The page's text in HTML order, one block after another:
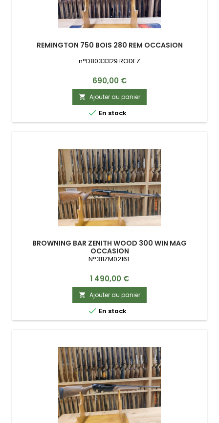
REMINGTON 750 BOIS 280 REM OCCASION
n°D8033329 RODEZ
Prix
690,00 €
 Ajouter au panier
 En stock
BROWNING BAR ZENITH WOOD 300 WIN MAG
OCCASION
N°311ZM02161
Prix
1 490,00 €
 Ajouter au panier
 En stock